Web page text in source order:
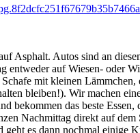
Asphalt. Autos sind an
entweder auf Wiesen- oder
mit kleinen
bleiben!). Wir machen
bekommen das beste
Nachmittag direkt auf
geht es dann nochmal